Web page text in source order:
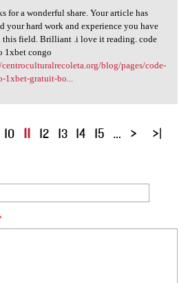
for a wonderful share.
for a wonderful share. Your article has
your hard work and experience you have
this field. Brilliant .i love it reading. code
1xbet congo
blog/pages/code-
1xbet-gratuit-bo...
10 11 12 13 14 15 …